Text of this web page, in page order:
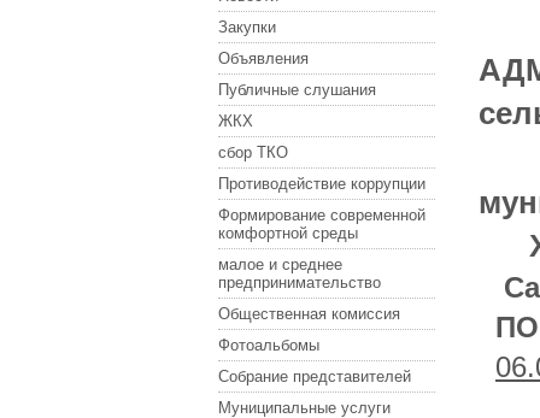
Закупки
Объявления
Публичные слушания
ЖКХ
сбор ТКО
Противодействие коррупции
Формирование современной
комфортной среды
малое и среднее
предпринимательство
Общественная комиссия
Фотоальбомы
Собрание представителей
Муниципальные услуги